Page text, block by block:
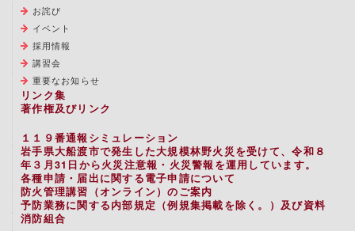
お詫び
イベント
採用情報
講習会
重要なお知らせ
リンク集
著作権及びリンク
１１９番通報シミュレーション
岩手県大船渡市で発生した大規模林野火災を受けて、令和８
年３月31日から火災注意報・火災警報を運用しています。
各種申請・届出に関する電子申請について
防火管理講習（オンライン）のご案内
予防業務に関する内部規定（例規集掲載を除く。）及び資料
消防組合